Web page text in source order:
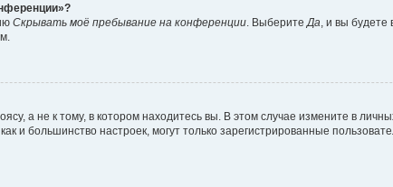
Скрывать моё пребывание на конференции . Выберите Да , и вы
а не к тому, в котором находитесь вы. В этом случае измените в
и большинство настроек, могут только зарегистрированные